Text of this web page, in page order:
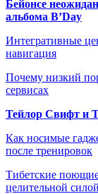
Бейонсе
альбома B’Day
Интегративные
навигация
Почему низкий
сервисах
Тейлор Свифт и
Как носимые
после тренировок
Тибетские
целительной силой